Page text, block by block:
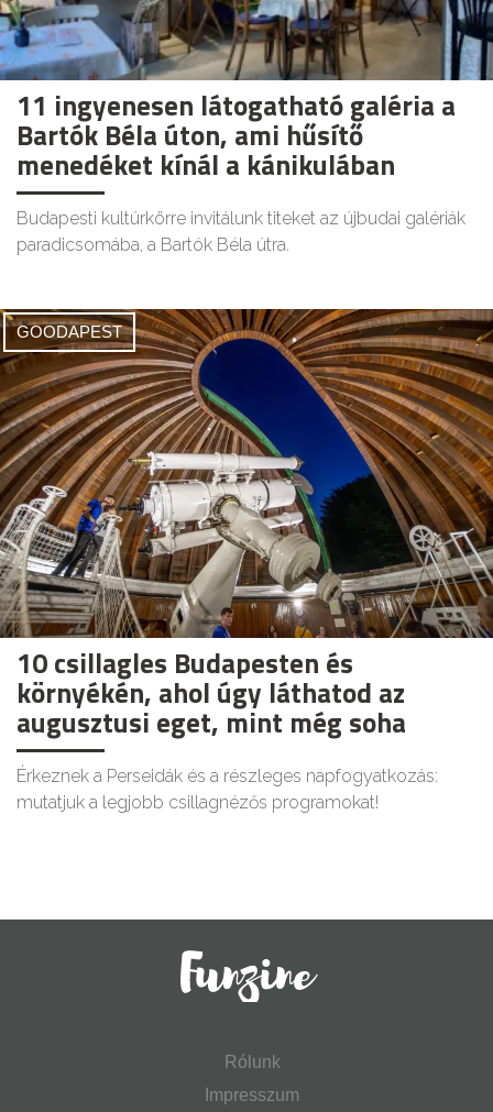
11 ingyenesen látogatható galéria a
Bartók Béla úton, ami hűsítő
menedéket kínál a kánikulában
Budapesti kultúrkörre invitálunk titeket az újbudai galériák
paradicsomába, a Bartók Béla útra.
GOODAPEST
10 csillagles Budapesten és
környékén, ahol úgy láthatod az
augusztusi eget, mint még soha
Érkeznek a Perseidák és a részleges napfogyatkozás:
mutatjuk a legjobb csillagnézős programokat!
Rólunk
Impresszum